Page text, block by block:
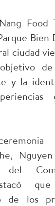
Food
Bien
ciudad
y la
del
de los